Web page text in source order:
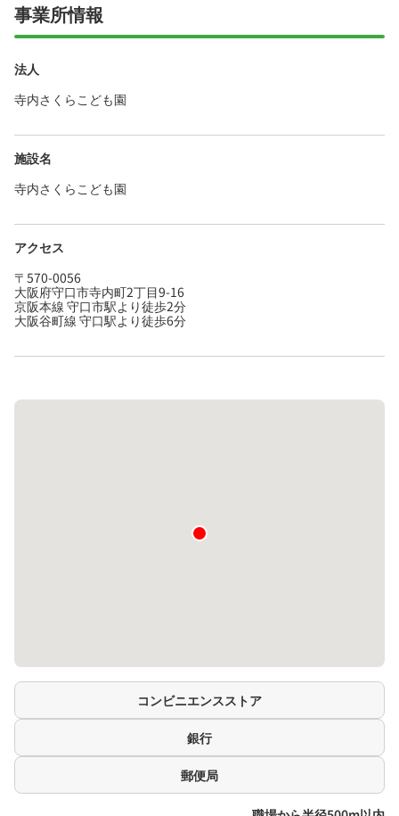
事業所情報
法人
寺内さくらこども園
施設名
寺内さくらこども園
アクセス
〒570-0056
大阪府守口市寺内町2丁目9-16
京阪本線 守口市駅より徒歩2分
大阪谷町線 守口駅より徒歩6分
コンビニエンスストア
銀行
郵便局